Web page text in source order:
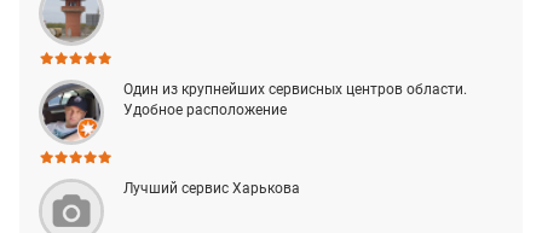
Один из крупнейших сервисных центров области.
Удобное расположение
Лучший сервис Харькова